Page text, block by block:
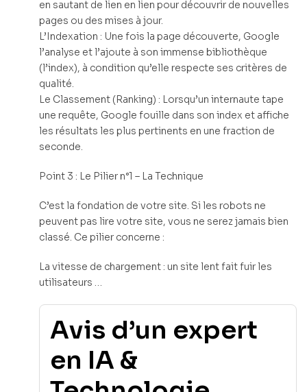
en sautant de lien en lien pour découvrir de nouvelles
pages ou des mises à jour.
L’Indexation : Une fois la page découverte, Google
l’analyse et l’ajoute à son immense bibliothèque
(l’index), à condition qu’elle respecte ses critères de
qualité.
Le Classement (Ranking) : Lorsqu’un internaute tape
une requête, Google fouille dans son index et affiche
les résultats les plus pertinents en une fraction de
seconde.
Point 3 : Le Pilier n°1 – La Technique
C’est la fondation de votre site. Si les robots ne
peuvent pas lire votre site, vous ne serez jamais bien
classé. Ce pilier concerne :
La vitesse de chargement : un site lent fait fuir les
utilisateurs …
Avis d’un expert
en IA &